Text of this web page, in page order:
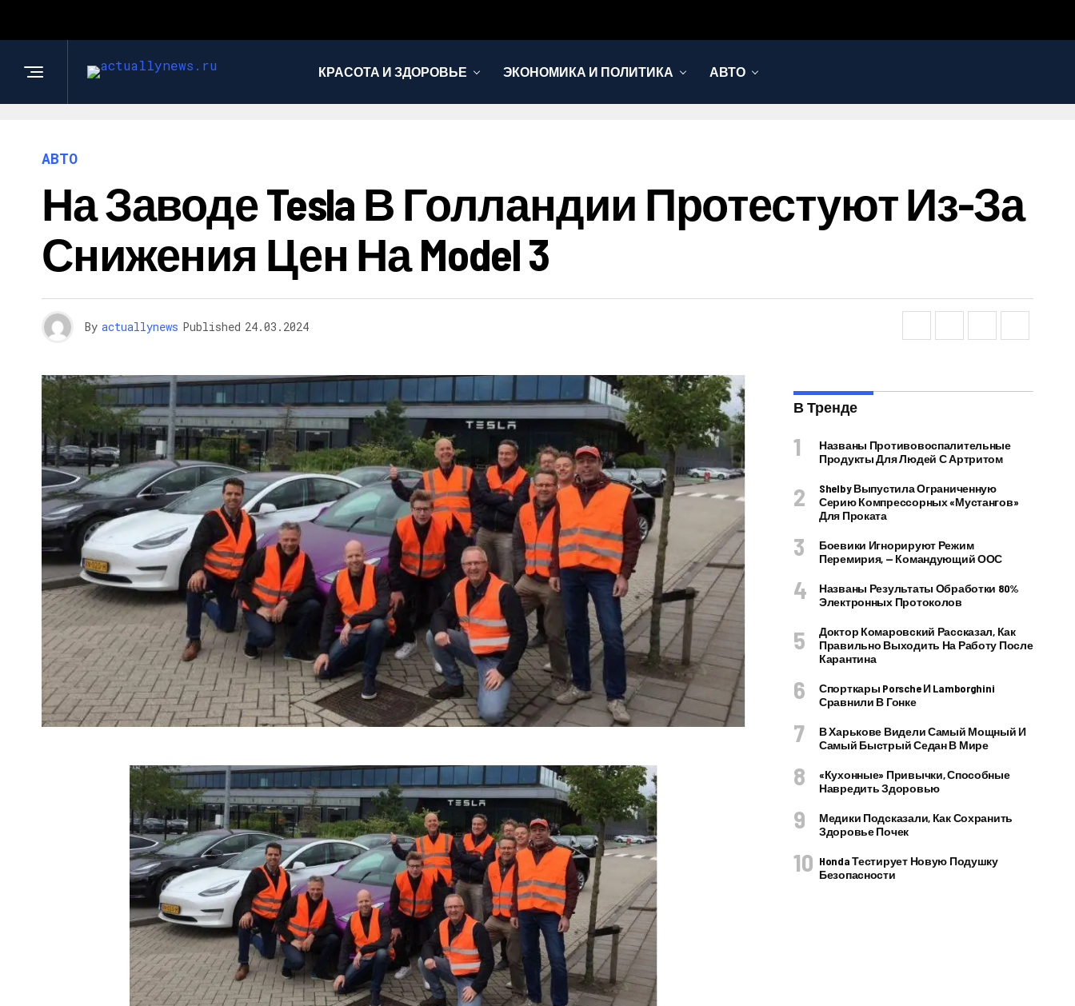
КРАСОТА И ЗДОРОВЬЕ ЭКОНОМИКА И ПОЛИТИКА АВТО
АВТО
На Заводе Tesla В Голландии Протестуют Из-За
Снижения Цен На Model 3
By actuallynews Published 24.03.2024
В Тренде
Названы Противовоспалительные
Продукты Для Людей С Артритом
Shelby Выпустила Ограниченную
Серию Компрессорных «Мустангов»
Для Проката
Боевики Игнорируют Режим
Перемирия, — Командующий ООС
Названы Результаты Обработки 80%
Электронных Протоколов
Доктор Комаровский Рассказал, Как
Правильно Выходить На Работу После
Карантина
Спорткары Porsche И Lamborghini
Сравнили В Гонке
В Харькове Видели Самый Мощный И
Самый Быстрый Седан В Мире
«Кухонные» Привычки, Способные
Навредить Здоровью
Медики Подсказали, Как Сохранить
Здоровье Почек
Honda Тестирует Новую Подушку
Безопасности